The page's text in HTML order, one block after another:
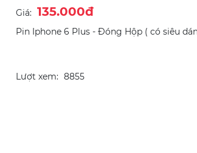
Giá: 135.000đ
Pin Iphone 6 Plus - Đóng Hộp ( có siêu
Lượt xem: 8855